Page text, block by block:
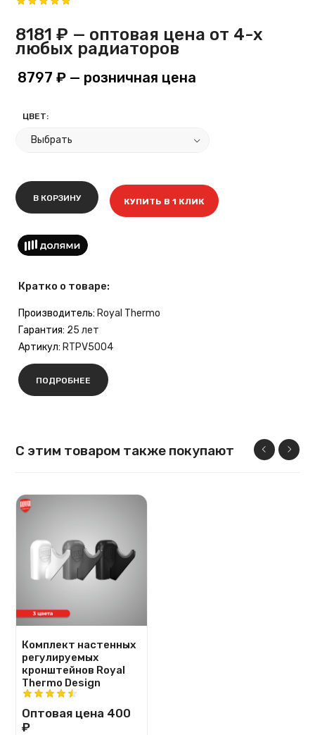
8181 ₽ — оптовая цена от 4-х
любых радиаторов
8797 ₽ — розничная цена
ЦВЕТ:
В КОРЗИНУ КУПИТЬ В 1 КЛИК
Кратко о товаре:
Производитель: Royal Thermo
Гарантия: 25 лет
Артикул: RTPV5004
ПОДРОБНЕЕ
С этим товаром также покупают
Комплект настенных
регулируемых
кронштейнов Royal
Thermo Design
Оптовая цена 400
₽